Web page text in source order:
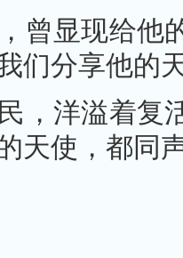
曾显现给他
们分享他的
，洋溢着复
天使，都同